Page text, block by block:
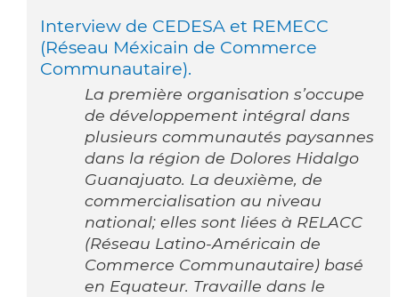
Interview de CEDESA et REMECC
(Réseau Méxicain de Commerce
Communautaire).
La première organisation s’occupe
de développement intégral dans
plusieurs communautés paysannes
dans la région de Dolores Hidalgo
Guanajuato. La deuxième, de
commercialisation au niveau
national; elles sont liées à RELACC
(Réseau Latino-Américain de
Commerce Communautaire) basé
en Equateur. Travaille dans le